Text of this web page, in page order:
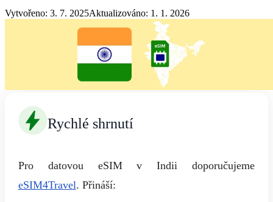
Vytvořeno: 3. 7. 2025Aktualizováno: 1. 1. 2026
Rychlé shrnutí
Pro datovou eSIM v Indii doporučujeme
eSIM4Travel. Přináší: